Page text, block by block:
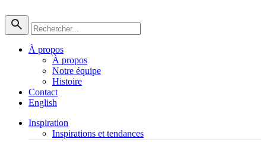
À propos
À propos
Notre équipe
Histoire
Contact
English
Inspiration
Inspirations et tendances